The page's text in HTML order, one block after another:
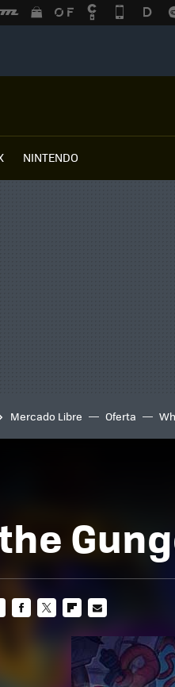
NINTENDO
Mercado Libre Oferta
MAIL